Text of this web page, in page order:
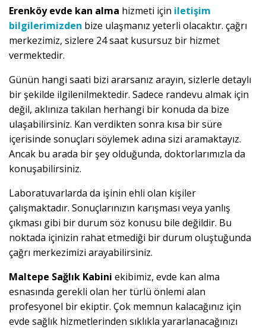
Erenköy evde kan alma hizmeti için iletişim
bilgilerimizden bize ulaşmanız yeterli olacaktır. çağrı
merkezimiz, sizlere 24 saat kusursuz bir hizmet
vermektedir.
Günün hangi saati bizi ararsanız arayın, sizlerle detaylı
bir şekilde ilgilenilmektedir. Sadece randevu almak için
değil, aklınıza takılan herhangi bir konuda da bize
ulaşabilirsiniz. Kan verdikten sonra kısa bir süre
içerisinde sonuçları söylemek adına sizi aramaktayız.
Ancak bu arada bir şey olduğunda, doktorlarımızla da
konuşabilirsiniz.
Laboratuvarlarda da işinin ehli olan kişiler
çalışmaktadır. Sonuçlarınızın karışması veya yanlış
çıkması gibi bir durum söz konusu bile değildir. Bu
noktada içinizin rahat etmediği bir durum oluştuğunda
çağrı merkezimizi arayabilirsiniz.
Maltepe Sağlık Kabini ekibimiz, evde kan alma
esnasında gerekli olan her türlü önlemi alan
profesyonel bir ekiptir. Çok memnun kalacağınız için
evde sağlık hizmetlerinden sıklıkla yararlanacağınızı